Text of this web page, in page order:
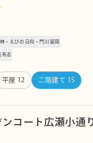
・えびの 日向・門川 延岡
布志
平屋 12 二階建て 15
ンコート広瀬小通